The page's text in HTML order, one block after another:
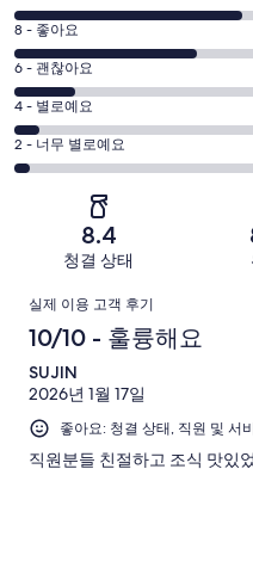
점
10
-
훌
륭
해
요.
후
기
453
평
점
8
-
좋
아
후
중
361
개
8 - 좋아요
평
점
6
-
괜
개
이
후
기
중
117
6 - 괜찮아요
평
점
4
1005
개
이
용
후
중
4 - 별로예요
평
점
별
로
요.
1005
개
이
2 - 너무 별로예요
8.4
청결 상태
이
용
후
기
실제 이용 고객 후기
10/10 - 훌륭해요
SUJIN
2026년 1월 17일
좋아요: 청결 상태, 직원 및 서
직원분들 친절하고 조식 맛있